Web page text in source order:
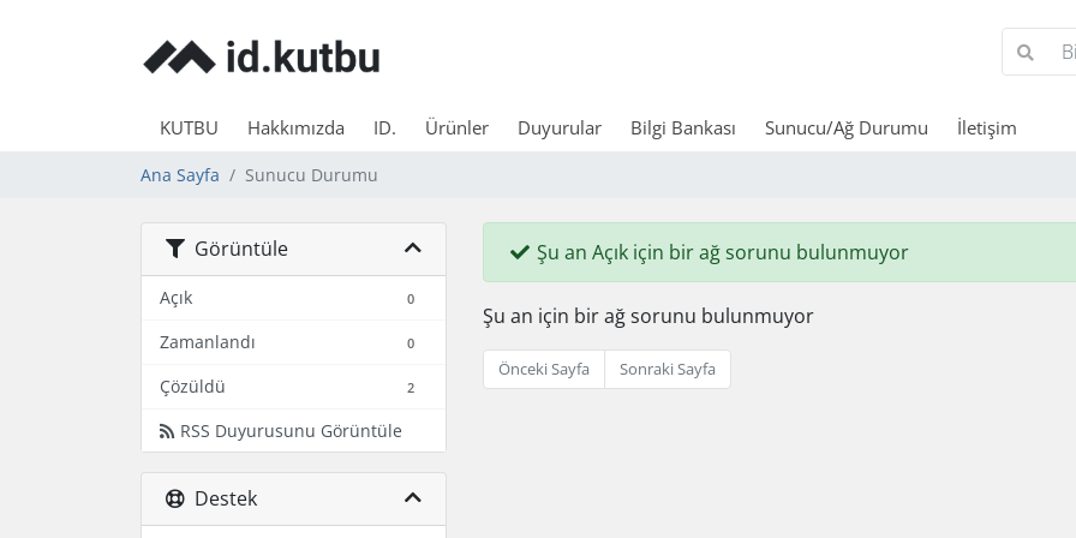
KUTBU Hakkımızda ID. Ürünler Duyurular Bilgi Bankası Sunucu/Ağ Durumu İletişim
Ana Sayfa Sunucu Durumu
Görüntüle
Açık 0
Zamanlandı 0
Çözüldü 2
RSS Duyurusunu Görüntüle
Destek
Şu an Açık için bir ağ sorunu bulunmuyor
Şu an için bir ağ sorunu bulunmuyor
Önceki Sayfa Sonraki Sayfa